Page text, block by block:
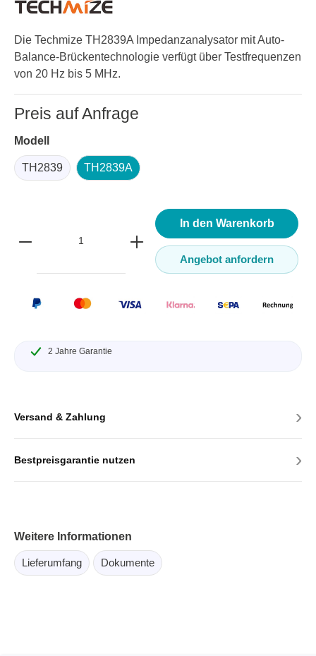
Die Techmize TH2839A Impedanzanalysator mit Auto-
Balance-Brückentechnologie verfügt über Testfrequenzen
von 20 Hz bis 5 MHz.
Preis auf Anfrage
Modell
TH2839 TH2839A
In den Warenkorb
Angebot anfordern
2 Jahre Garantie
Versand & Zahlung ›
Bestpreisgarantie nutzen ›
Weitere Informationen
Lieferumfang Dokumente